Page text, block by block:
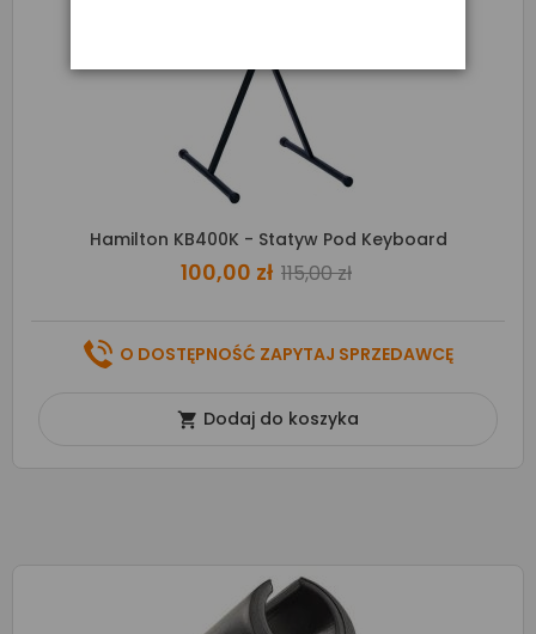
Hamilton KB400K - Statyw Pod Keyboard
100,00 zł 115,00 zł
O DOSTĘPNOŚĆ ZAPYTAJ SPRZEDAWCĘ
 Dodaj do koszyka